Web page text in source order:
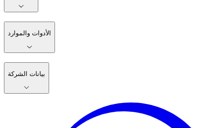
الأدوات والموارد
بيانات الشركة